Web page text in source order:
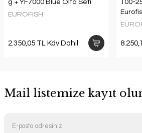
g + YF7000 Blue Olta Seti
EUROFISH
2.350,05 TL Kdv Dahil
100-
Mail listemize kayıt